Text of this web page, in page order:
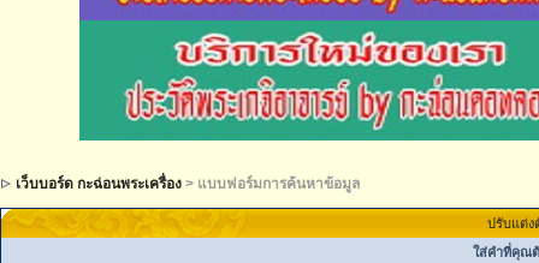
เว็บบอร์ด กะฉ่อนพระเครื่อง > แบบฟอร์มการค้นหาข้อมูล
ปรับแต่ง
ใส่คำที่คุณ